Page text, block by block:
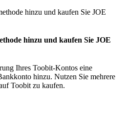
hinzu und kaufen Sie JOE
Ihres Toobit-Kontos eine
hinzu. Nutzen Sie mehrere
Toobit zu kaufen.